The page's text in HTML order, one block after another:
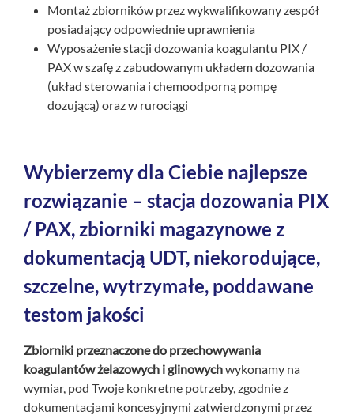
Montaż zbiorników przez wykwalifikowany zespół
posiadający odpowiednie uprawnienia
Wyposażenie stacji dozowania koagulantu PIX /
PAX w szafę z zabudowanym układem dozowania
(układ sterowania i chemoodporną pompę
dozującą) oraz w rurociągi
Wybierzemy dla Ciebie najlepsze
rozwiązanie – stacja dozowania PIX
/ PAX, zbiorniki magazynowe z
dokumentacją UDT, niekorodujące,
szczelne, wytrzymałe, poddawane
testom jakości
Zbiorniki przeznaczone do przechowywania
koagulantów żelazowych i glinowychwykonamy na
wymiar, pod Twoje konkretne potrzeby, zgodnie z
dokumentacjami koncesyjnymi zatwierdzonymi przez